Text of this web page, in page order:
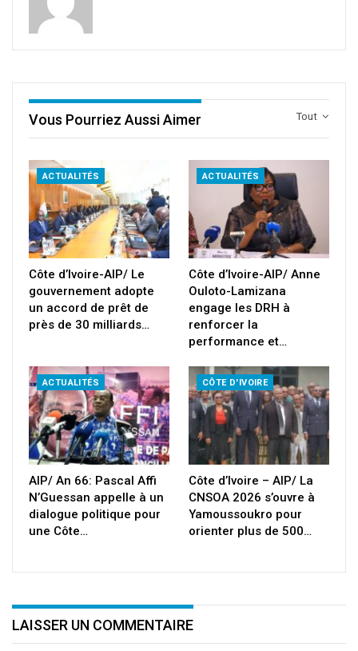
Tout
Vous Pourriez Aussi Aimer
ACTUALITÉS
Côte d’Ivoire-AIP/ Le
gouvernement adopte
un accord de prêt de
près de 30 milliards…
ACTUALITÉS
Côte d’Ivoire-AIP/ Anne
Ouloto-Lamizana
engage les DRH à
renforcer la
performance et…
ACTUALITÉS
AIP/ An 66: Pascal Affi
N’Guessan appelle à un
dialogue politique pour
une Côte…
CÔTE D'IVOIRE
Côte d’Ivoire – AIP/ La
CNSOA 2026 s’ouvre à
Yamoussoukro pour
orienter plus de 500…
LAISSER UN COMMENTAIRE